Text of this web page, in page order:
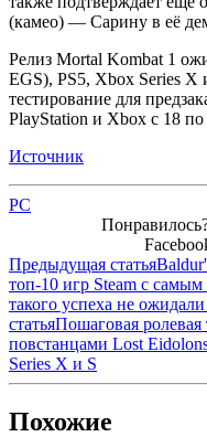
(камео) — Сарину в её
Релиз Mortal Kombat 1
EGS), PS5, Xbox Series X
тестирование для
PlayStation и Xbox с 18 по
Источник
PC
Предыдущая статья
топ-10 игр Steam с
такого успеха не
статьяПошаговая ролевая
повстанцами Lost
Series X и S
Похожие